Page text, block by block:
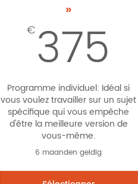
»
€375
Programme individuel: Idéal si
vous voulez travailler sur un sujet
spécifique qui vous empêche
d'être la meilleure version de
vous-même.
6 maanden geldig